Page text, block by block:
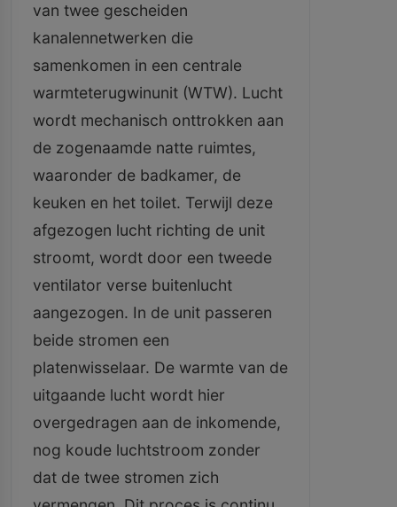
van twee gescheiden
kanalennetwerken die
samenkomen in een centrale
warmteterugwinunit (WTW). Lucht
wordt mechanisch onttrokken aan
de zogenaamde natte ruimtes,
waaronder de badkamer, de
keuken en het toilet. Terwijl deze
afgezogen lucht richting de unit
stroomt, wordt door een tweede
ventilator verse buitenlucht
aangezogen. In de unit passeren
beide stromen een
platenwisselaar. De warmte van de
uitgaande lucht wordt hier
overgedragen aan de inkomende,
nog koude luchtstroom zonder
dat de twee stromen zich